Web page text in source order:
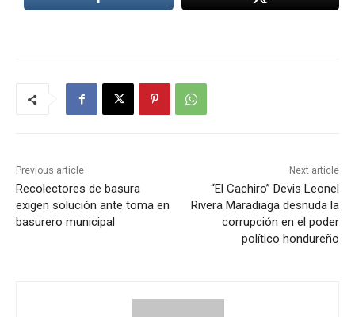
Previous article
Recolectores de basura
exigen solución ante toma en
basurero municipal
Next article
“El Cachiro” Devis Leonel
Rivera Maradiaga desnuda la
corrupción en el poder
político hondureño